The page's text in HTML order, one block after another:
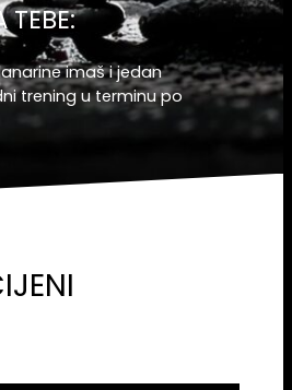
TEBE:
imaš i jedan
trening u terminu po